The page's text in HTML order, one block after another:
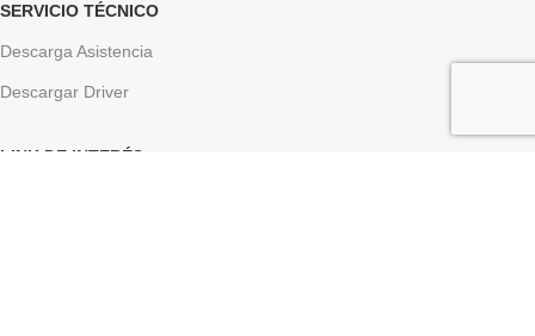
SERVICIO TÉCNICO
Descarga Asistencia
Descargar Driver
LINK DE INTERÉS